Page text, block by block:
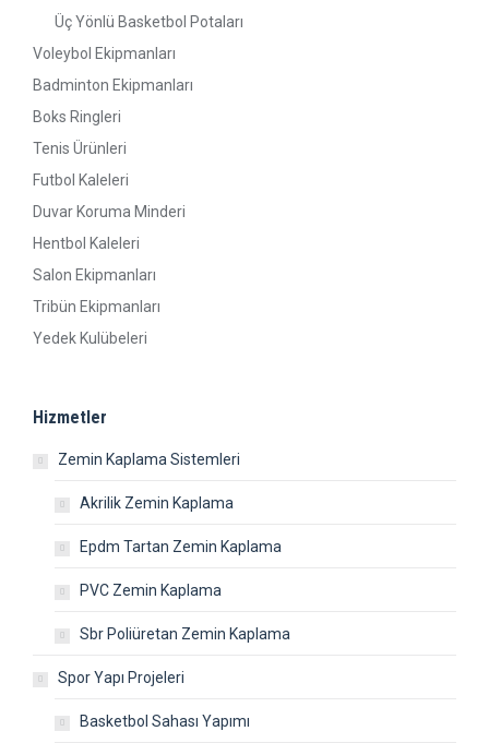
Üç Yönlü Basketbol Potaları
Voleybol Ekipmanları
Badminton Ekipmanları
Boks Ringleri
Tenis Ürünleri
Futbol Kaleleri
Duvar Koruma Minderi
Hentbol Kaleleri
Salon Ekipmanları
Tribün Ekipmanları
Yedek Kulübeleri
Hizmetler
Zemin Kaplama Sistemleri
Akrilik Zemin Kaplama
Epdm Tartan Zemin Kaplama
PVC Zemin Kaplama
Sbr Poliüretan Zemin Kaplama
Spor Yapı Projeleri
Basketbol Sahası Yapımı